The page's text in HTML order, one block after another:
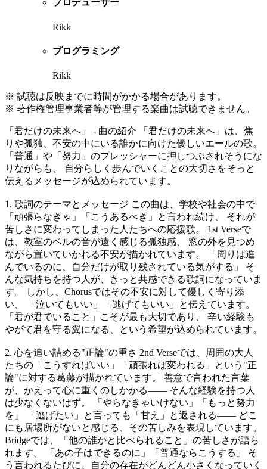
プロデューサー
Rikk
プログラミング
Rikk
※ 試聴は反映までに時間がかかる場合があります。
※ 著作権管理事業者等が管理する楽曲は試聴できません。
「君だけの未来へ」 - 曲の紹介 「君だけの未来へ」は、焦
りや孤独、不安の中にいる誰かに向けた優しいエールの歌。
「普通」や「努力」のプレッシャーに押しつぶされそうにな
りながらも、 自分らしく歩んでいくことの大切さをそっと
伝えるメッセージが込められています。
1. 歌詞のテーマとメッセージ この曲は、学校や社会の中で
「頑張らなきゃ」「こうあるべき」と言われ続け、 それが
苦しさに変わってしまった人たちへの応援歌。 1st Verseで
は、教室のベルの音が遠く感じる孤独感、 窓の外を見つめ
ながら置いていかれる不安が描かれています。 「周りは進
んでいるのに、自分だけが取り残されている気がする」 そ
んな気持ちを持つ人が、きっと共感できる歌詞になっていま
す。 しかし、Chorusではその不安に対して優しく寄り添
い、 「泣いてもいい」「逃げてもいい」と伝えています。
「君が君でいること」こそが最も大切であり、 辛い経験も
やがて君を守る翼になる、という希望が込められています。
2. 心を追い詰める"正論"の重さ 2nd Verseでは、周囲の大人
たちの「こうすればいい」「頑張れば変われる」という"正
論"に対する葛藤が描かれています。 善意で言われた言葉
が、かえって心に重くのしかかる—— そんな経験を持つ人
は少なくないはず。 「やらなきゃいけない」「もっと努力
を」 「逃げたい」と言っても「甘え」と返される—— どこ
にも居場所がないと感じる、その苦しみを表現しています。
Bridgeでは、「他の誰かと比べられること」の苦しさが語ら
れます。 「あの子はできるのに」「普通ならこうする」 そ
う言われるたびに、自分の存在がどんどん小さくなっていく